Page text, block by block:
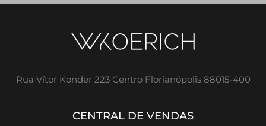
Rua Vítor Konder 223 Centro Florianópolis 88015-400
CENTRAL DE VENDAS